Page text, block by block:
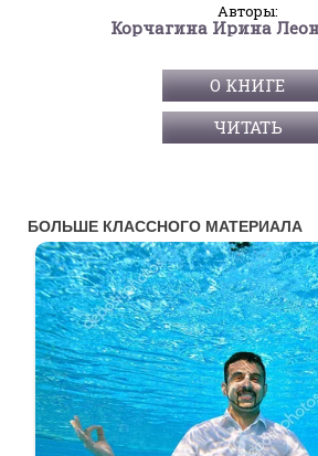
Авторы:
Корчагина Ирина
О КНИГЕ
ЧИТАТЬ